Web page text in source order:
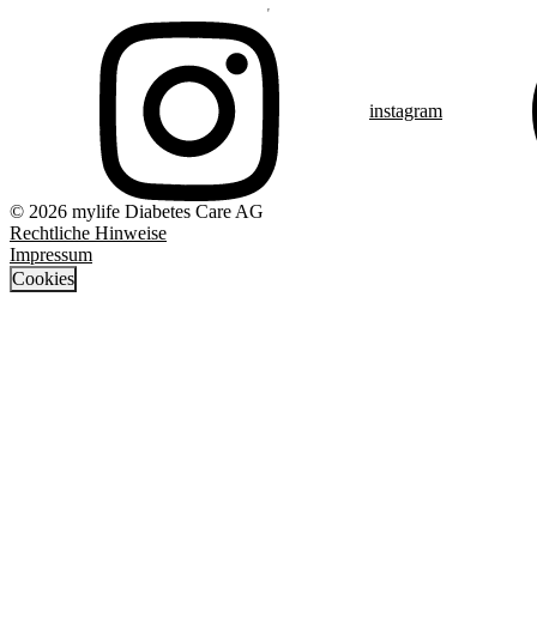
instagram
© 2026 mylife Diabetes Care AG
Rechtliche Hinweise
Impressum
Cookies